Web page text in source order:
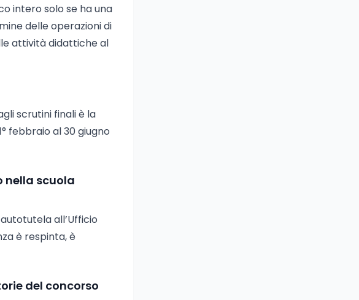
intero solo se ha una
delle operazioni di
attività didattiche al
scrutini finali è la
febbraio al 30 giugno
nella scuola
all’Ufficio
è respinta, è
del concorso